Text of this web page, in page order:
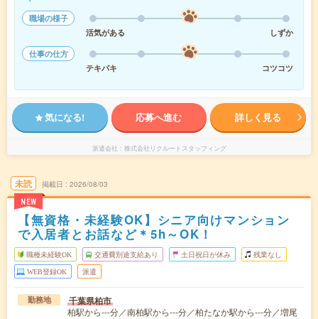
職場の様子
活気がある
しずか
仕事の仕方
テキパキ
コツコツ
気になる! 応募へ進む 詳しく見る
派遣会社 株式会社リクルートスタッフィング
未読
NEW
掲載日 2026/08/03
【無資格・未経験OK】シニア向けマンション
で入居者とお話など＊5h～OK！
職種未経験OK 交通費別途支給あり 土日祝日が休み 残業なし
WEB登録OK 派遣
勤務地 千葉県柏市
柏駅から---分／南柏駅から---分／柏たなか駅から---分／増尾